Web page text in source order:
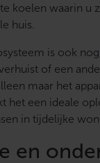
koelen waarin u
huis.
is ook
of een
maar het
het een ideale
in tijdelijke
en